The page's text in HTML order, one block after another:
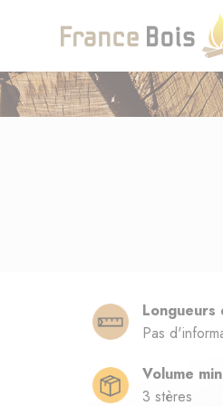
Longueurs
Pas
Volume
3 stères